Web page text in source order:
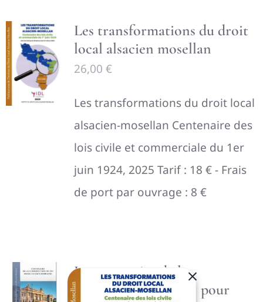
Les transformations du droit
local alsacien mosellan
26,00 €
Les transformations du droit local
alsacien-mosellan Centenaire des
lois civile et commerciale du 1er
juin 1924, 2025 Tarif : 18 € - Frais
de port par ouvrage : 8 €
Le centenaire de la
Constitution de 1911 pour